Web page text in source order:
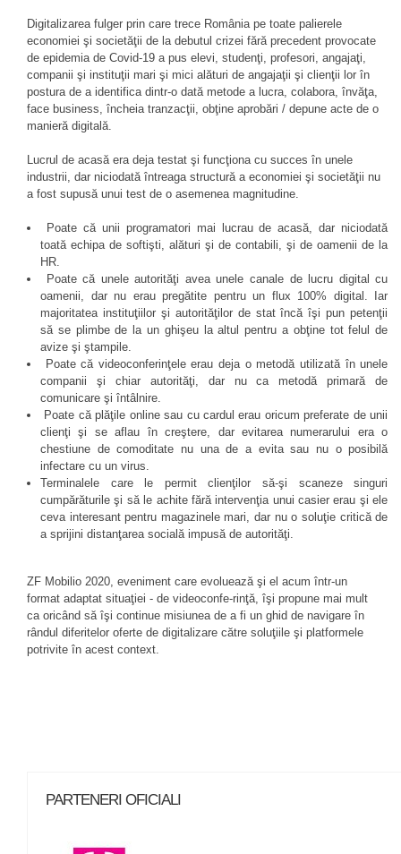
Digitalizarea fulger prin care trece România pe toate palierele
economiei şi societăţii de la debutul crizei fără precedent provocate
de epidemia de Covid-19 a pus elevi, studenţi, profesori, angajaţi,
companii şi instituţii mari şi mici alături de angajaţii şi clienţii lor în
postura de a identifica dintr-o dată metode a lucra, colabora, învăţa,
face business, încheia tranzacţii, obţine aprobări / depune acte de o
manieră digitală.
Lucrul de acasă era deja testat şi funcţiona cu succes în unele
industrii, dar niciodată întreaga structură a economiei şi societăţii nu
a fost supusă unui test de o asemenea magnitudine.
Poate că unii programatori mai lucrau de acasă, dar niciodată
toată echipa de softişti, alături şi de contabili, şi de oamenii de la
HR.
Poate că unele autorităţi avea unele canale de lucru digital cu
oamenii, dar nu erau pregătite pentru un flux 100% digital. Iar
majoritatea instituţiilor şi autorităţilor de stat încă îşi pun petenţii
să se plimbe de la un ghişeu la altul pentru a obţine tot felul de
avize şi ştampile.
Poate că videoconferinţele erau deja o metodă utilizată în unele
companii şi chiar autorităţi, dar nu ca metodă primară de
comunicare şi întâlnire.
Poate că plăţile online sau cu cardul erau oricum preferate de unii
clienţi şi se aflau în creştere, dar evitarea numerarului era o
chestiune de comoditate nu una de a evita sau nu o posibilă
infectare cu un virus.
Terminalele care le permit clienţilor să-şi scaneze singuri
cumpărăturile şi să le achite fără intervenţia unui casier erau şi ele
ceva interesant pentru magazinele mari, dar nu o soluţie critică de
a sprijini distanţarea socială impusă de autorităţi.
ZF Mobilio 2020, eveniment care evoluează şi el acum într-un
format adaptat situaţiei - de videoconfe-rinţă, îşi propune mai mult
ca oricând să îşi continue misiunea de a fi un ghid de navigare în
rândul diferitelor oferte de digitalizare către soluţiile şi platformele
potrivite în acest context.
PARTENERI OFICIALI